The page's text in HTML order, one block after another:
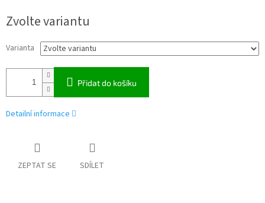
Zvolte variantu
Varianta
Přidat do košíku
Detailní informace
ZEPTAT SE SDÍLET